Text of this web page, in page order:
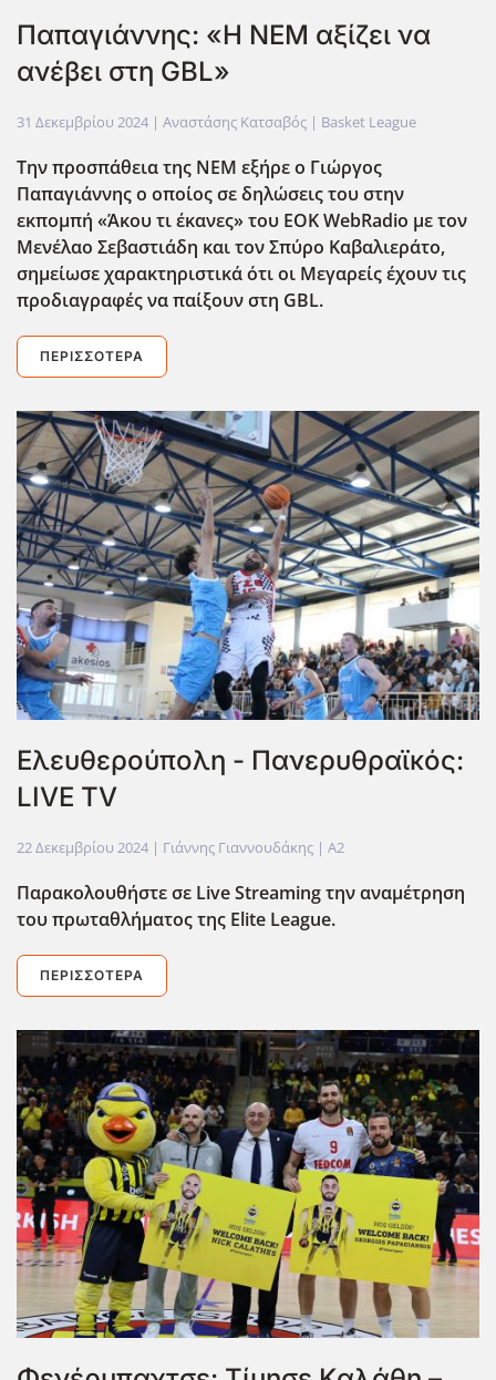
Παπαγιάννης: «Η ΝΕΜ αξίζει να
ανέβει στη GBL»
31 Δεκεμβρίου 2024 | Αναστάσης Κατσαβός | Basket League
Την προσπάθεια της ΝΕΜ εξήρε ο Γιώργος
Παπαγιάννης ο οποίος σε δηλώσεις τουστην
εκπομπή «Άκου τι έκανες» του EOK WebRadio με τον
Μενέλαο Σεβαστιάδη και τον Σπύρο Καβαλιεράτο,
σημείωσε χαρακτηριστικά ότι οι Μεγαρείς έχουν τις
προδιαγραφές να παίξουν στη GBL.
ΠΕΡΙΣΣΌΤΕΡΑ
Ελευθερούπολη - Πανερυθραϊκός:
LIVE TV
22 Δεκεμβρίου 2024 | Γιάννης Γιαννουδάκης | A2
Παρακολουθήστε σε Live Streaming την αναμέτρηση
του πρωταθλήματος της Elite League.
ΠΕΡΙΣΣΌΤΕΡΑ